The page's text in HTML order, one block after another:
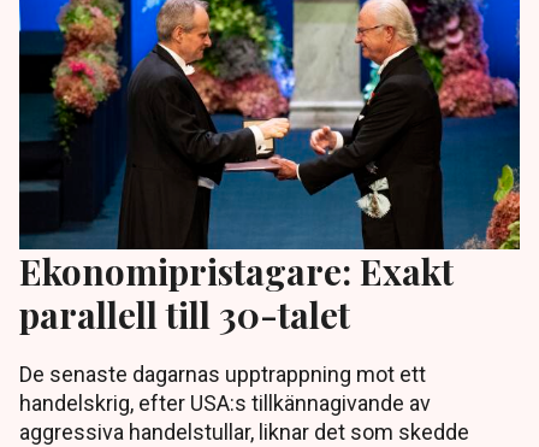
Ekonomipristagare: Exakt
parallell till 30-talet
De senaste dagarnas upptrappning mot ett
handelskrig, efter USA:s tillkännagivande av
aggressiva handelstullar, liknar det som skedde